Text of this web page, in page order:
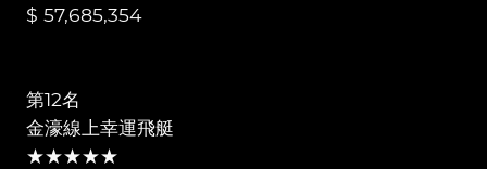
$ 57,685,354
第12名
金濠線上幸運飛艇
★★★★★